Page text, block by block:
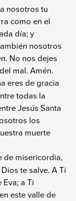
nosotros tu
como en el
día; y
nosotros
No nos dejes
mal. Amén.
eres de gracia
todas la
Jesús Santa
los
muerte
de misericordia,
te salve. A Ti
a Ti
este valle de